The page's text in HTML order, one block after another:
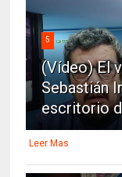
5
(Vídeo) El
Sebastián
escritorio
Leer Mas